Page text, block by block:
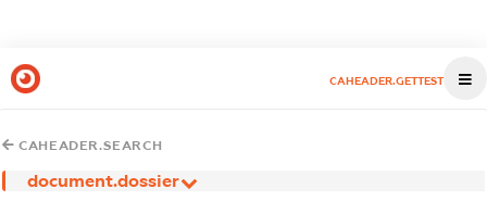
CAHEADER.GETTEST
CAHEADER.SEARCH
document.dossier